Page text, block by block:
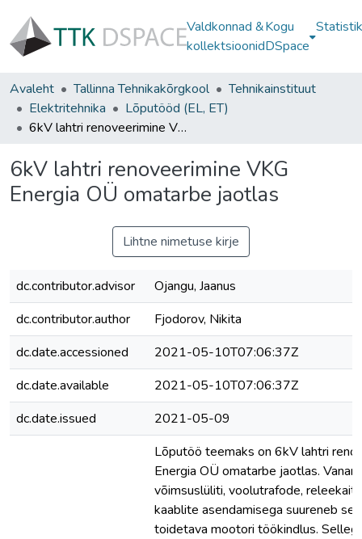
Valdkonnad &
kollektsioonid
Kogu
DSpace
Avaleht Tallinna Tehnikakõrgkool
Tehnikainstituut
Elektritehnika
Lõputööd (EL, ET)
6kV lahtri renoveerimine VKG Energia OÜ omatarbe jaotlas
6kV lahtri renoveerimine VKG
Energia OÜ omatarbe jaotlas
Lihtne nimetuse kirje
dc.contributor.advisor
Ojangu, Jaanus
dc.contributor.author
Fjodorov, Nikita
dc.date.accessioned
2021-05-10T07:06:37Z
dc.date.available
2021-05-10T07:06:37Z
dc.date.issued
2021-05-09
Lõputöö teemaks on 6kV lahtri
Energia OÜ omatarbe jaotlas.
võimsuslüliti, voolutrafode,
kaablite asendamisega suureneb
toidetava mootori töökindlus.